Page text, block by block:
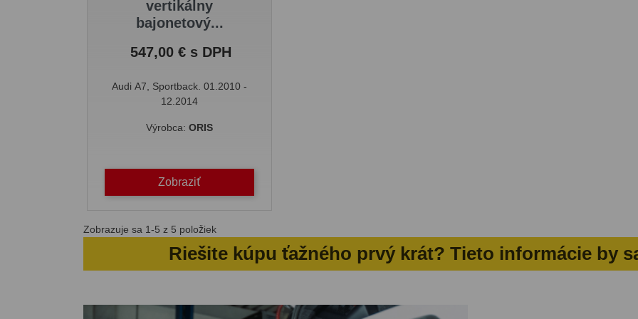
vertikálny
bajonetový...
Cena
547,00 € s DPH
Audi A7, Sportback. 01.2010 -
12.2014
Výrobca: ORIS
Zobraziť
Zobrazuje sa 1-5 z 5 položiek
Riešite kúpu ťažného prvý krát? Tieto informácie by